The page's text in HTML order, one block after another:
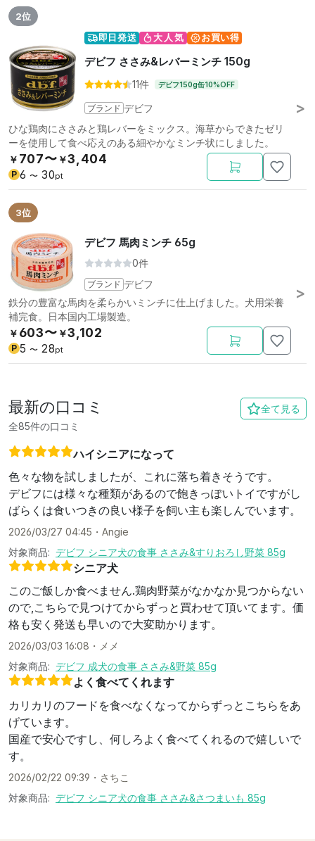
2位
即日発送 大人気 お買い得
デビフ ささみ&レバーミンチ 150g
11件 デビフ150g缶10%OFF
ブランド デビフ
ひな鶏肉にささみと鶏レバーをミックス。海草からできたゼリ
ーを使用して食べ応えのある細やかなミンチ状にしました。
￥ 707〜 ￥3,404
P 6 〜 30pt
3位
デビフ 馬肉ミンチ 65g
0件
ブランド デビフ
鉄分の豊富な馬肉を柔らかいミンチに仕上げました。犬用栄養
補完食。日本国内工場製造。
￥ 603〜 ￥3,102
P 5 〜 28pt
最新の口コミ
全85件の口コミ
全て見る
ハイシニアになって
色々な物を試しましたが、これに落ち着きそうです。
デビフには様々な種類があるので飽きっぽいトイですがし
ばらくは食いつきの良い様子を飼い主も楽しんでいます。
2026/03/27 04:45 ・ Angie
対象商品: デビフ シニア犬の食事 ささみ&すりおろし野菜 85g
シニア犬
このご飯しか食べません.鶏肉野菜がなかなか見つからない
ので,こちらで見つけてからずっと買わせて頂いてます。価
格も安く発送も早いので大変助かります。
2026/03/03 16:08 ・ メメ
対象商品: デビフ 成犬の食事 ささみ&野菜 85g
よく食べてくれます
カリカリのフードを食べなくなってからずっとこちらをあ
げています。
国産で安心ですし、何しろよく食べてくれるので嬉しいで
す。
2026/02/22 09:39 ・ さちこ
対象商品: デビフ シニア犬の食事 ささみ&さつまいも 85g